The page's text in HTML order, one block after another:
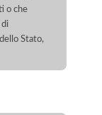
o che
Stato,